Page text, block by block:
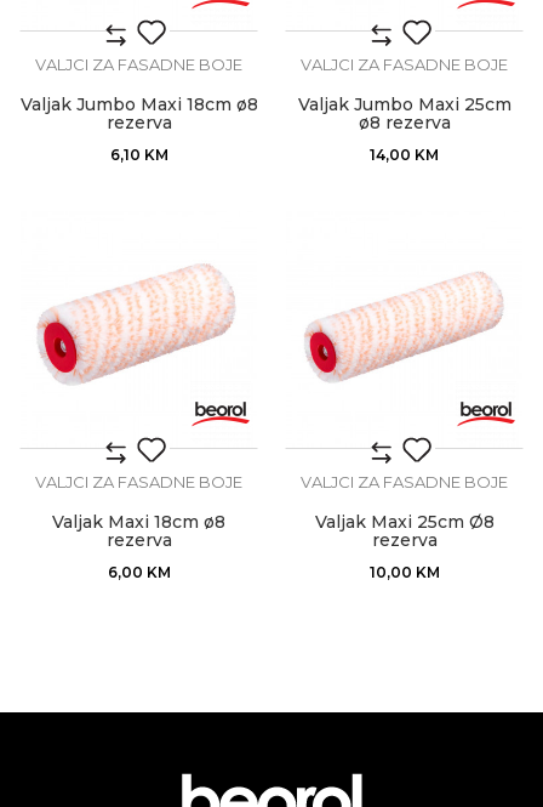
VALJCI ZA FASADNE BOJE
Valjak Jumbo Maxi 18cm ø8
rezerva
6,10 KM
VALJCI ZA FASADNE BOJE
Valjak Jumbo Maxi 25cm
ø8 rezerva
14,00 KM
VALJCI ZA FASADNE BOJE
Valjak Maxi 18cm ø8
rezerva
6,00 KM
VALJCI ZA FASADNE BOJE
Valjak Maxi 25cm Ø8
rezerva
10,00 KM